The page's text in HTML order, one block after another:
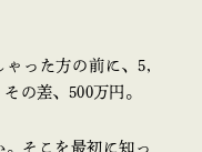
ゃった方の前に、5,
の差、500万円。
。そこを最初に知っ